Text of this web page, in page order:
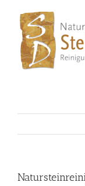
content